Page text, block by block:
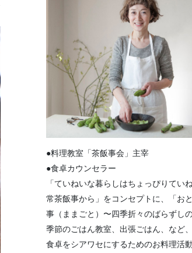
●料理教室「茶飯事会」主宰
●食卓カウンセラー
「ていねいな暮らしはちょっぴりてい
常茶飯事から」をコンセプトに、「お
事（ままごと）〜四季折々のばらずし
季節のごはん教室、出張ごはん、など
食卓をシアワセにするためのお料理活